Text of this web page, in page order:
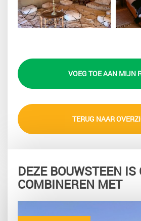
VOEG TOE AAN MIJN
TERUG NAAR
DEZE BOUWSTEEN IS
COMBINEREN MET